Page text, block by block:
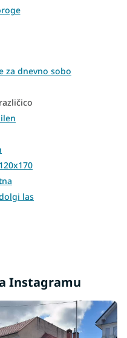
za dnevno sobo
120x170
las
Instagramu